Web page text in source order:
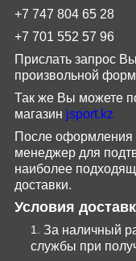
+7 747 804 65 28
+7 701 552 57 96
Прислать запрос
произвольной
Так же Вы можете
магазин jsport.kz
После оформления
менеджер для
наиболее
доставки.
Условия
За наличный
службы при